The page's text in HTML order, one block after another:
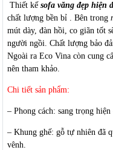
Thiết kế sofa văng đẹp hiện
chất lượng bền bỉ . Bên trong
mút dày, đàn hồi, co giãn tốt
người ngồi. Chất lượng bảo
Ngoài ra Eco Vina còn cung
nên tham khảo.
Chi tiết sản phẩm:
– Phong cách: sang trọng hiện
– Khung ghế: gỗ tự nhiên đã
vênh.